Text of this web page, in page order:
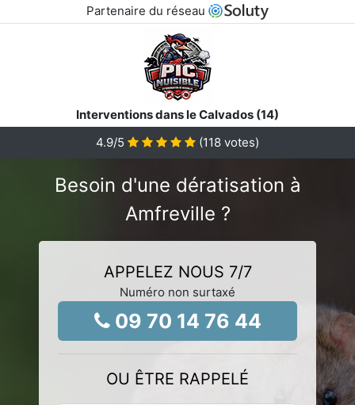
Partenaire du réseau
Interventions dans le Calvados (14)
4.9/5 (118 votes)
Besoin d'une dératisation à
Amfreville ?
APPELEZ NOUS 7/7
Numéro non surtaxé
09 70 14 76 44
OU ÊTRE RAPPELÉ